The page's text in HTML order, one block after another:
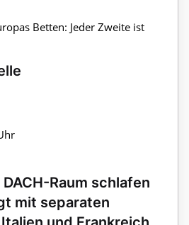
Betten: Jeder Zweite ist
Raum schlafen
mit separaten